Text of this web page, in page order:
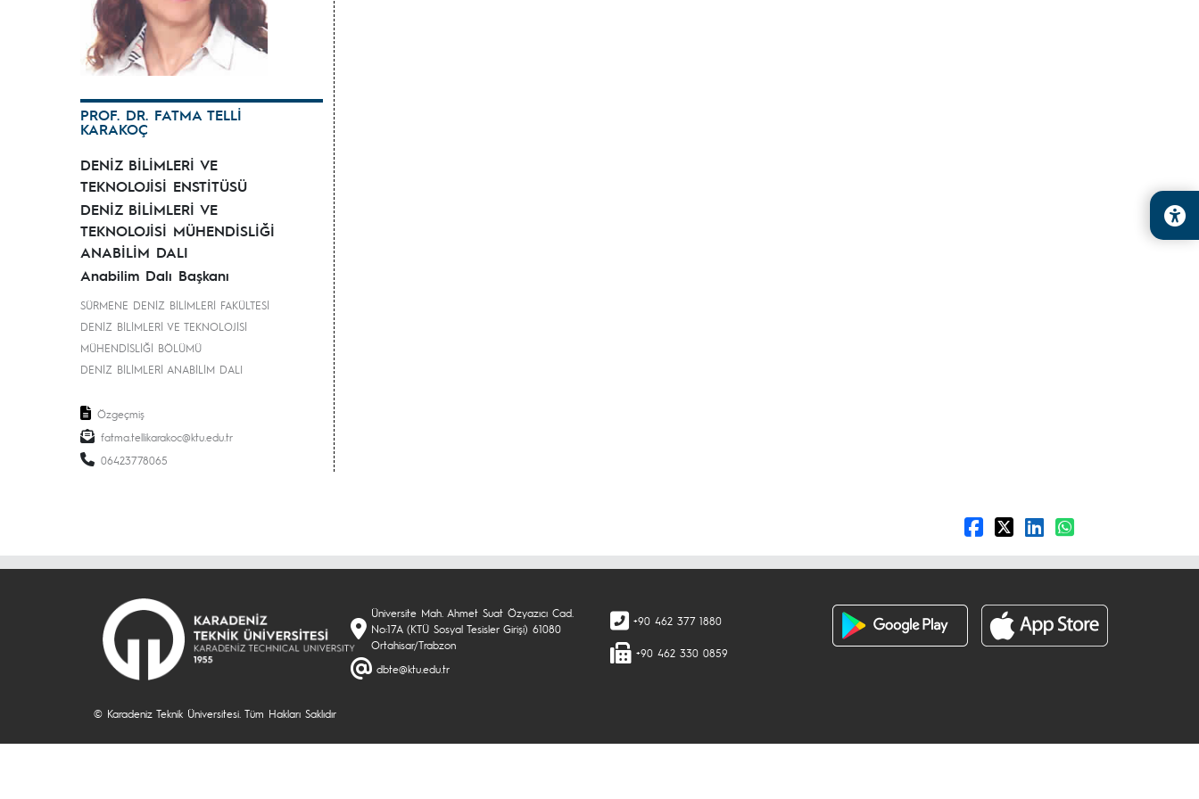
PROF. DR. FATMA TELLİ
KARAKOÇ
DENİZ BİLİMLERİ VE
TEKNOLOJİSİ ENSTİTÜSÜ
DENİZ BİLİMLERİ VE
TEKNOLOJİSİ MÜHENDİSLİĞİ
ANABİLİM DALI
Anabilim Dalı Başkanı
SÜRMENE DENİZ BİLİMLERİ FAKÜLTESİ
DENİZ BİLİMLERİ VE TEKNOLOJİSİ
MÜHENDİSLİĞİ BÖLÜMÜ
DENİZ BİLİMLERİ ANABİLİM DALI
Özgeçmiş
fatma.tellikarakoc@ktu.edu.tr
06423778065
Üniversite Mah. Ahmet Suat Özyazıcı Cad.
No:17A (KTÜ Sosyal Tesisler Girişi) 61080
Ortahisar/Trabzon
dbte@ktu.edu.tr
+90 462 377 1880
+90 462 330 0859
© Karadeniz Teknik Üniversitesi. Tüm Hakları Saklıdır